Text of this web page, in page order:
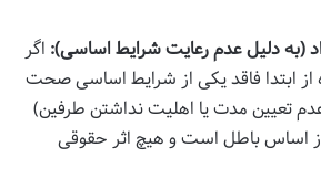
(به دلیل عدم رعایت شرایط اساسی): اگر
از ابتدا فاقد یکی از شرایط اساسی صحت
تعیین مدت یا اهلیت نداشتن طرفین)
از اساس باطل است و هیچ اثر حقوقی